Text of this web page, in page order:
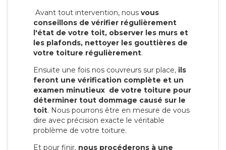
Avant tout intervention, nous vous
conseillons de vérifier régulièrement
l'état de votre toit, observer les murs et
les plafonds, nettoyer les gouttières de
votre toiture régulièrement.
Ensuite une fois nos couvreurs sur place, ils
feront une vérification complète et un
examen minutieux de votre toiture pour
déterminer tout dommage causé sur le
toit. Nous pourrons être en mesure de vous
dire avec précision exacte le véritable
problème de votre toiture.
Et pour finir, nous procéderons à une